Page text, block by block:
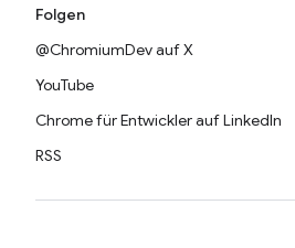
Folgen
@ChromiumDev auf X
YouTube
Chrome für Entwickler auf LinkedIn
RSS